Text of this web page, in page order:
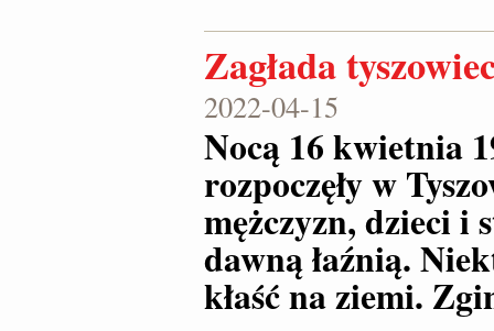
Zagłada
2022-04-15
Nocą 16 kwietnia
rozpoczęły w
mężczyzn, dzieci i
dawną łaźnią.
kłaść na ziemi.